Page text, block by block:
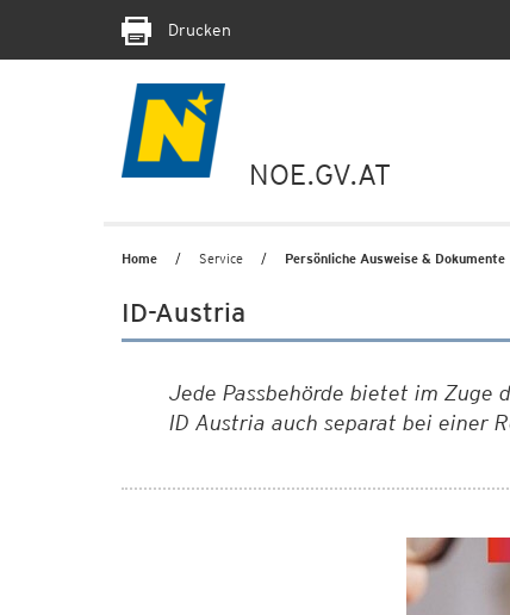
Drucken
NOE.GV.AT
Home Service Persönliche Ausweise & Dokumente
ID-Austria
Jede Passbehörde bietet im Zuge
ID Austria auch separat bei einer